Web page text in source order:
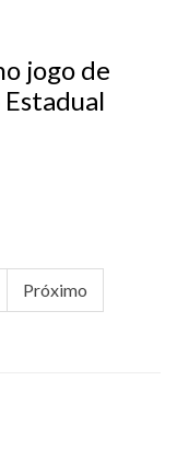
jogo de
Próximo